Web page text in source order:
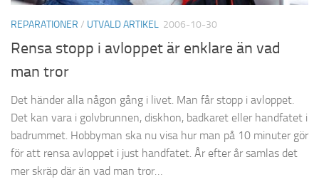
REPARATIONER / UTVALD ARTIKEL 2006-10-30
Rensa stopp i avloppet är enklare än vad
man tror
Det händer alla någon gång i livet. Man får stopp i avloppet.
Det kan vara i golvbrunnen, diskhon, badkaret eller handfatet i
badrummet. Hobbyman ska nu visa hur man på 10 minuter gör
för att rensa avloppet i just handfatet. År efter år samlas det
mer skräp där än vad man tror…